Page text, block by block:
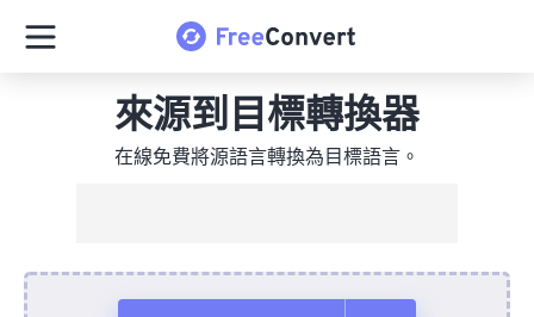
來源到目標轉換器
在線免費將源語言轉換為目標語言。